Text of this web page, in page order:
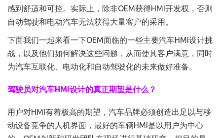
感到舒适和可控。实际上，除非OEM获得HMI开发权，否则
自动驾驶和电动汽车无法获得大量客户的采用。
下面我们一起来看一下OEM面临的一些主要汽车HMI设计挑
战，以及他们如何解决这些问题，从而使其客户满意，同时
为汽车互联化、电动化和自动驾驶化的未来做好准备。
驾驶员对汽车HMI设计的真正期望是什么？
用户对HMI有着极高的期望，汽车品牌必须创造出足以与移
动设备竞争的人机界面，最好的车辆HMI是以用户为中心